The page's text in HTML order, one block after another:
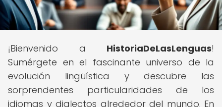
¡Bienvenido a HistoriaDeLasLenguas!
Sumérgete en el fascinante universo de la
evolución lingüística y descubre las
sorprendentes particularidades de los
idiomas y dialectos alrededor del mundo. En